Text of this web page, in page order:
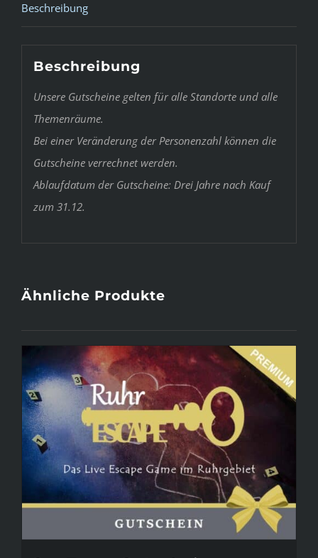
Beschreibung
Beschreibung
Unsere Gutscheine gelten für alle Standorte und alle
Themenräume.
Bei einer Veränderung der Personenzahl können die
Gutscheine verrechnet werden.
Ablaufdatum der Gutscheine: Drei Jahre nach Kauf
zum 31.12.
Ähnliche Produkte